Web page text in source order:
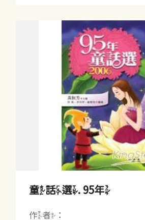
童話選. 95年
作者：